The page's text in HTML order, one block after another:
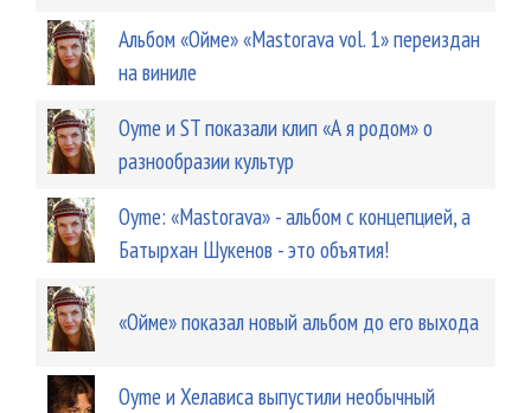
Альбом «Ойме» «Mastorava vol. 1» переиздан
на виниле
Oyme и ST показали клип «А я родом» о
разнообразии культур
Oyme: «Mastorava» - альбом с концепцией, а
Батырхан Шукенов - это объятия!
«Ойме» показал новый альбом до его выхода
Oyme и Хелависа выпустили необычный